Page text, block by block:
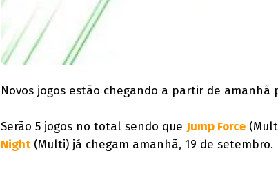
Novos jogos estão chegando a partir de amanhã
Serão 5 jogos no total sendo que Jump Force
Night(Multi) já chegam amanhã, 19 de setembro.